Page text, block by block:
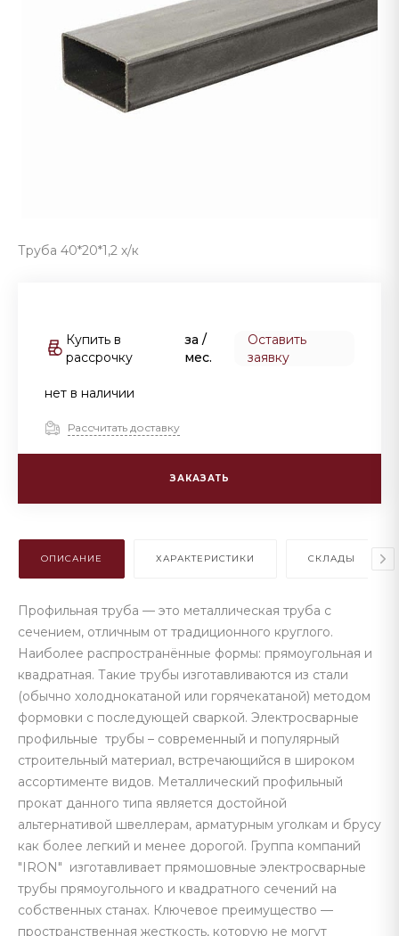
Труба 40*20*1,2 х/к
Купить в
рассрочку
за/
мес.
Оставить
заявку
нет в наличии
Рассчитать доставку
ЗАКАЗАТЬ
ОПИСАНИЕ ХАРАКТЕРИСТИКИ СКЛАДЫ
Профильная труба — это металлическая труба с
сечением, отличным от традиционного круглого.
Наиболее распространённые формы: прямоугольная и
квадратная. Такие трубы изготавливаются из стали
(обычно холоднокатаной или горячекатаной) методом
формовки с последующей сваркой. Электросварные
профильные трубы – современный и популярный
строительный материал, встречающийся в широком
ассортименте видов. Металлический профильный
прокат данного типа является достойной
альтернативой швеллерам, арматурным уголкам и брусу
как более легкий и менее дорогой. Группа компаний
"IRON" изготавливает прямошовные электросварные
трубы прямоугольного и квадратного сечений на
собственных станах. Ключевое преимущество —
пространственная жесткость, которую не могут